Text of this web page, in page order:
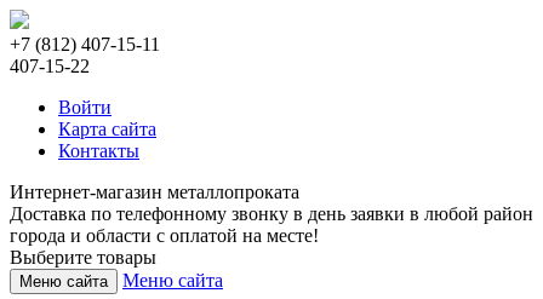
+7 (812) 407-15-11
407-15-22
Войти
Карта сайта
Контакты
Интернет-магазин металлопроката
Доставка по телефонному звонку в день заявки в любой район
города и области с оплатой на месте!
Выберите товары
Меню сайта Меню сайта